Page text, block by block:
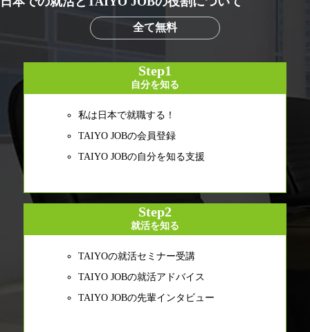
全て無料
Step1
自分を知る
私は日本で就職する！
TAIYO JOBの会員登録
TAIYO JOBの自分を知る支援
Step2
就活を知る
TAIYOの就活セミナー受講
TAIYO JOBの就活アドバイス
TAIYO JOBの先輩インタビュー